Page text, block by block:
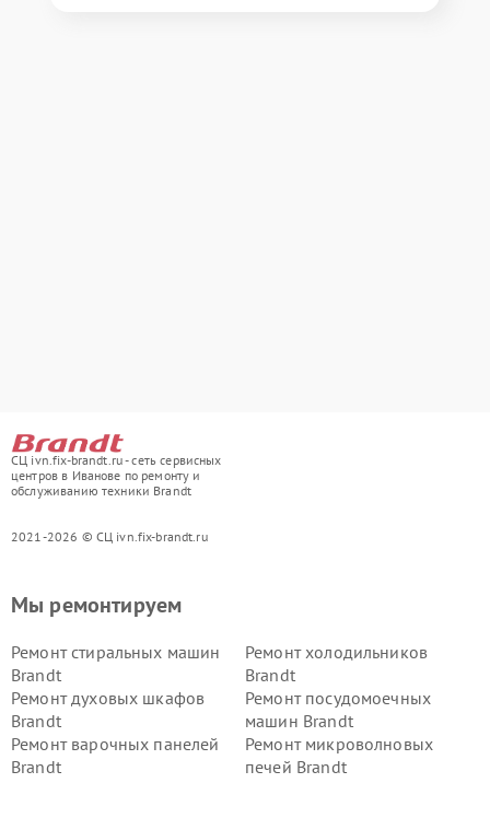
СЦ ivn.fix-brandt.ru - сеть сервисных
центров в Иванове по ремонту и
обслуживанию техники Brandt
2021-2026 © СЦ ivn.fix-brandt.ru
Мы ремонтируем
Ремонт стиральных машин
Brandt
Ремонт холодильников
Brandt
Ремонт духовых шкафов
Brandt
Ремонт посудомоечных
машин Brandt
Ремонт варочных панелей
Brandt
Ремонт микроволновых
печей Brandt